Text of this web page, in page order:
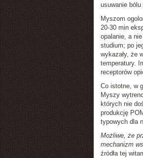
usuwanie
Myszom
20-30 min
opalanie, a
studium; po
wykazały, że
temperatury.
receptorów
Co istotne, w
Myszy
których nie
produkcję
typowych dla
Możliwe, że
mechanizm
źródła tej